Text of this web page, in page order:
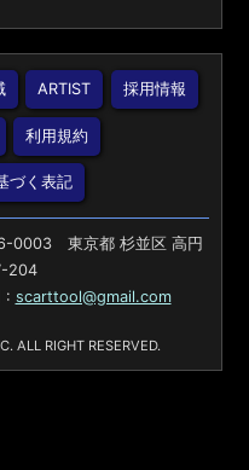
ARTIST 採用情報
利用規約
づく表記
0003 東京都 杉並区 高円
204
: scarttool@gmail.com
ALL RIGHT RESERVED.